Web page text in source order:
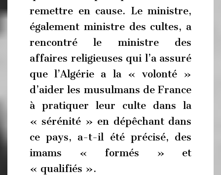
remettre en cause. Le ministre,
également ministre des cultes, a
rencontré le ministre des
affaires religieuses qui l’a assuré
que l’Algérie a la « volonté »
d’aider les musulmans de France
à pratiquer leur culte dans la
« sérénité » en dépêchant dans
ce pays, a-t-il été précisé, des
imams « formés » et
« qualifiés ».